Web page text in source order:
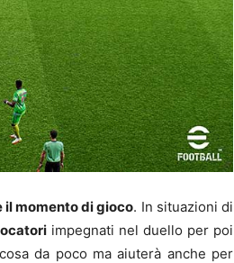
momento di gioco. In situazioni di
impegnati nel duello per poi
da poco ma aiuterà anche per